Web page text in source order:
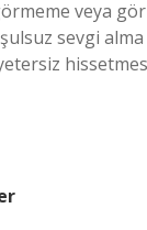
veya
sevgi